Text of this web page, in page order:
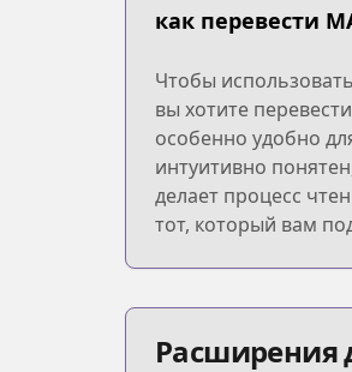
как перевести
Чтобы
вы хотите
особенно удобно
интуитивно
делает процесс
тот, который вам
Расширения